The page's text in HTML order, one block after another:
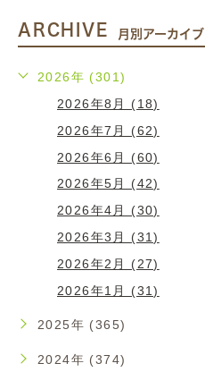
ARCHIVE 月別アーカイブ
2026年 (301)
2026年8月 (18)
2026年7月 (62)
2026年6月 (60)
2026年5月 (42)
2026年4月 (30)
2026年3月 (31)
2026年2月 (27)
2026年1月 (31)
2025年 (365)
2024年 (374)